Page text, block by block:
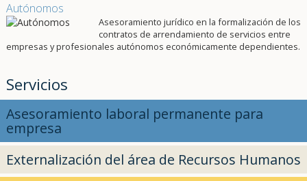
Autónomos
Asesoramiento jurídico en la formalización de los
contratos de arrendamiento de servicios entre
empresas y profesionales autónomos económicamente dependientes.
Servicios
Asesoramiento laboral permanente para
empresa
Externalización del área de Recursos Humanos